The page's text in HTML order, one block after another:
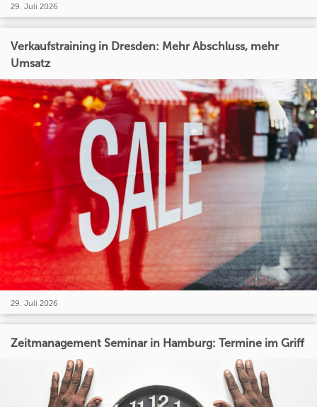
29. Juli 2026
Verkaufstraining in Dresden: Mehr Abschluss, mehr
Umsatz
29. Juli 2026
Zeitmanagement Seminar in Hamburg: Termine im Griff